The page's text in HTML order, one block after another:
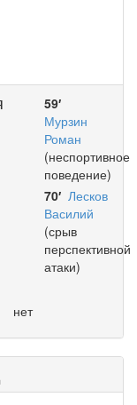
59′
Мурзин
Роман
(неспортивное
поведение)
70′ Лесков
Василий
(срыв
перспективной
атаки)
нет